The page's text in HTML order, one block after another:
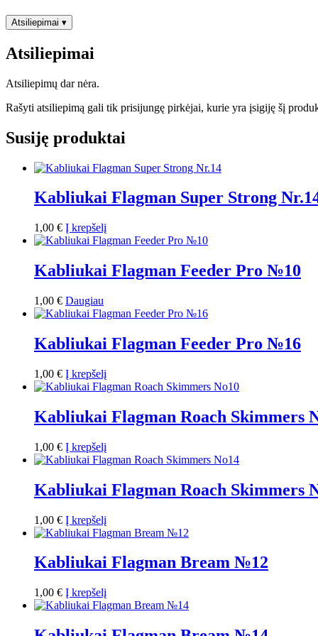
Nr14
Atsiliepimai ▾
Atsiliepimai
Atsiliepimų dar nėra.
Rašyti atsiliepimą gali tik prisijungę pirkėjai, kurie yra įsigiję šį
Susiję produktai
Kabliukai Flagman Super Strong
1,00 € Į krepšelį
Kabliukai Flagman Feeder Pro №10
1,00 € Daugiau
Kabliukai Flagman Feeder Pro №16
1,00 € Į krepšelį
Kabliukai Flagman Roach Skimmers
1,00 € Į krepšelį
Kabliukai Flagman Roach Skimmers
1,00 € Į krepšelį
Kabliukai Flagman Bream №12
1,00 € Į krepšelį